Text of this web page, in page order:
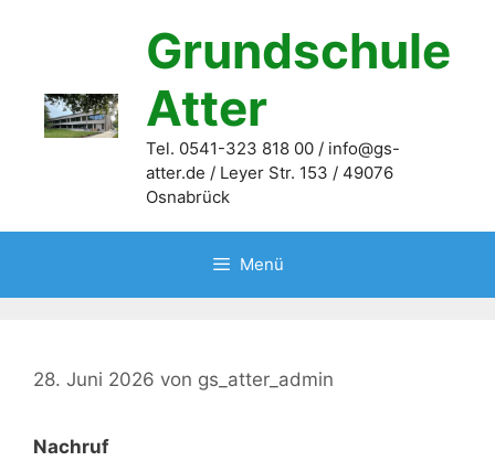
Grundschule
Atter
Tel. 0541-323 818 00 / info@gs-
atter.de / Leyer Str. 153 / 49076
Osnabrück
Menü
28. Juni 2026 von gs_atter_admin
Nachruf